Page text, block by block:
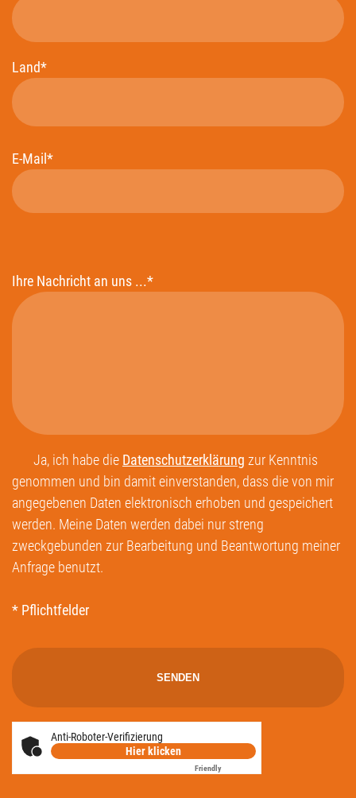
Land*
E-Mail*
Ihre Nachricht an uns ...*
Ja, ich habe die Datenschutzerklärung zur Kenntnis
genommen und bin damit einverstanden, dass die von mir
angegebenen Daten elektronisch erhoben und gespeichert
werden. Meine Daten werden dabei nur streng
zweckgebunden zur Bearbeitung und Beantwortung meiner
Anfrage benutzt.
* Pflichtfelder
Anti-Roboter-Verifizierung
Hier klicken
FriendlyCaptcha ⇗